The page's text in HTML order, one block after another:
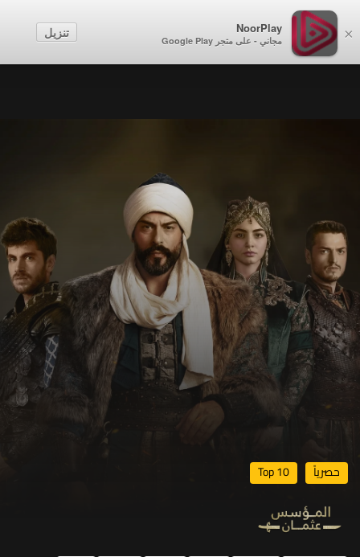
×
NoorPlay
مجاني - على متجر Google Play
تنزيل
حصرياً Top 10